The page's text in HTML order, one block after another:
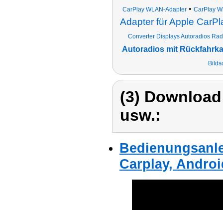
CarPlay WLAN-Adapter • CarPlay
Adapter für Apple
Converter Displays Autoradios
Autoradios mit
(3)
usw.:
Carplay,